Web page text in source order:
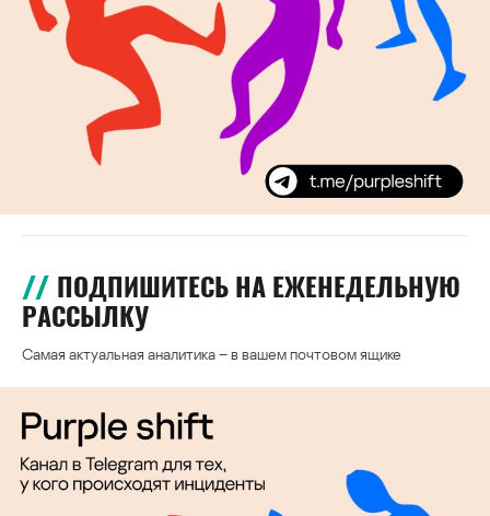
ПОДПИШИТЕСЬ НА ЕЖЕНЕДЕЛЬНУЮ
РАССЫЛКУ
Самая актуальная аналитика – в вашем почтовом ящике